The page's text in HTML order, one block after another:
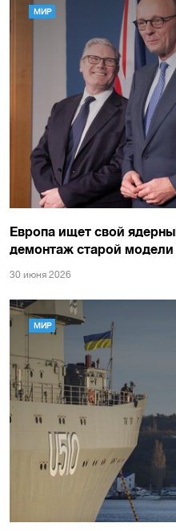
МИР
Европа ищет свой
демонтаж старой
30 июня 2026
МИР